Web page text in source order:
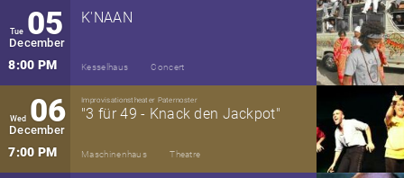
Tue 05
December
8:00 PM
K'NAAN
Kesselhaus Concert
Wed 06
December
7:00 PM
Improvisationstheater Paternoster
"3 für 49 - Knack den Jackpot"
Maschinenhaus Theatre